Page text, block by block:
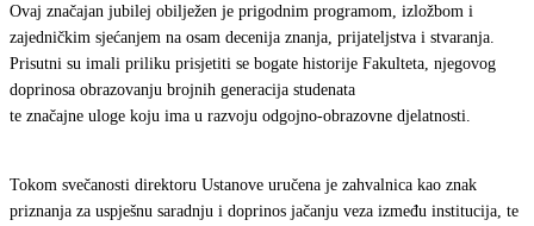
fakultetaUniverziteta
u
Sarajevu
Ovaj značajan jubilej obilježen je prigodnim programom, izložbom i
zajedničkim sjećanjem na osam decenija znanja, prijateljstva i stvaranja.
Prisutni su imali priliku prisjetiti se bogate historije Fakulteta, njegovog
doprinosa obrazovanju brojnih generacija studenata
te značajne uloge koju ima u razvoju odgojno-obrazovne djelatnosti.
Tokom svečanosti direktoru Ustanove uručena je zahvalnica kao znak
priznanja za uspješnu saradnju i doprinos jačanju veza između institucija, te